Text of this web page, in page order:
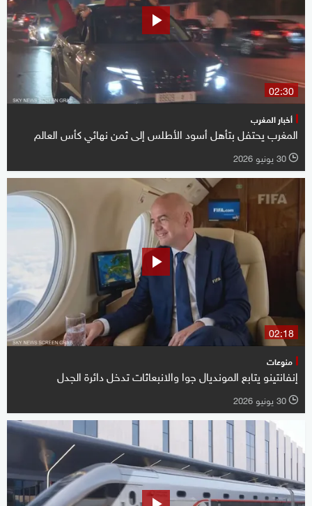
02:30
أخبار المغرب
المغرب يحتفل بتأهل أسود الأطلس إلى ثمن نهائي كأس العالم
l 30 يونيو 2026
02:18
منوعات
إنفانتينو يتابع المونديال جوا والانبعاثات تدخل دائرة الجدل
l 30 يونيو 2026